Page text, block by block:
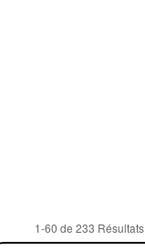
1-60 de 233 Résultats